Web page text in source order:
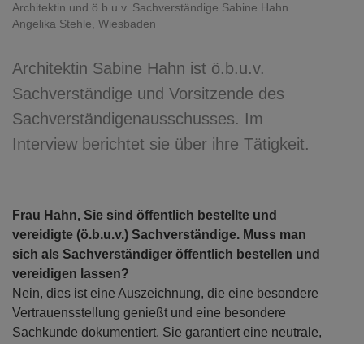
Architektin und ö.b.u.v. Sachverständige Sabine Hahn
Angelika Stehle, Wiesbaden
Architektin Sabine Hahn ist ö.b.u.v.
Sachverständige und Vorsitzende des
Sachverständigenausschusses. Im
Interview berichtet sie über ihre Tätigkeit.
Frau Hahn, Sie sind öffentlich bestellte und
vereidigte (ö.b.u.v.) Sachverständige. Muss man
sich als Sachverständiger öffentlich bestellen und
vereidigen lassen?
Nein, dies ist eine Auszeichnung, die eine besondere
Vertrauensstellung genießt und eine besondere
Sachkunde dokumentiert. Sie garantiert eine neutrale,